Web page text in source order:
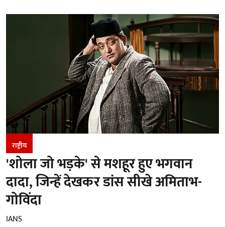
राष्ट्रीय
'शोला जो भड़के' से मशहूर हुए भगवान
दादा, जिन्हें देखकर डांस सीखे अमिताभ-
गोविंदा
IANS